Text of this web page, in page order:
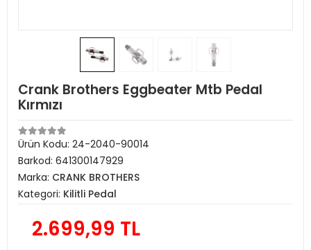
Crank Brothers Eggbeater Mtb Pedal
Kırmızı
Ürün Kodu: 24-2040-90014
Barkod: 641300147929
Marka: CRANK BROTHERS
Kategori: Kilitli Pedal
2.699,99 TL